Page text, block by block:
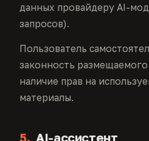
данных провайдеру AI-
запросов).
Пользователь
законность размещаемого
наличие прав на
материалы.
5. AI-ассистент